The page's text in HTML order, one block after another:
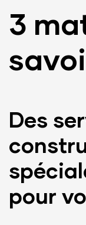
3
Des
pour